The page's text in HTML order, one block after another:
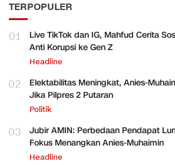
TERPOPULER
01
Live TikTok dan IG, Mahfud Cerita
Anti Korupsi ke Gen Z
Headline
02
Elektabilitas Meningkat, Anies-
Jika Pilpres 2 Putaran
Politik
03
Jubir AMIN: Perbedaan Pendapat
Fokus Menangkan Anies-Muhaimin
Headline